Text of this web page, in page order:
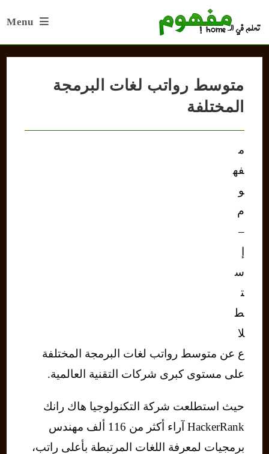
Menu
متوسط رواتب لغات البرمجة
المختلفة
م
فه
و
م
–
س
ت
ط
لا
ع عن متوسط رواتب لغات البرمجة المختلفة
على مستوى كبرى شركات التقنية العالمية.
حيث استطلعت شركة التكنولوجيا هاك رانك
HackerRank آراء أكثر من 116 ألف مهندس
برمجيات لمعرفة اللغات المرتبطة بأعلى راتب،